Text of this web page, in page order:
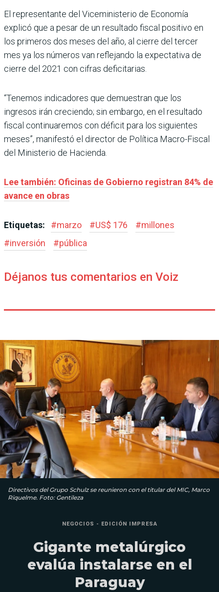
El representante del Viceministerio de Economía
explicó que a pesar de un resultado fiscal positivo en
los primeros dos meses del año, al cierre del tercer
mes ya los números van reflejando la expectativa de
cierre del 2021 con cifras deficitarias.
“Tenemos indicadores que demuestran que los
ingresos irán creciendo; sin embargo, en el resultado
fiscal continuaremos con déficit para los siguientes
meses”, manifestó el director de Política Macro-Fiscal
del Ministerio de Hacienda.
Lee también: Oficinas de Gobierno registran 84% de
avance en obras
Etiquetas: #marzo #US$ 176 #millones
#inversión #pública
Déjanos tus comentarios en Voiz
Directivos del Grupo Schulz se reunieron con el titular del MIC, Marco
Riquelme. Foto: Gentileza
NEGOCIOS - EDICIÓN IMPRESA
Gigante metalúrgico
evalúa instalarse en el
Paraguay